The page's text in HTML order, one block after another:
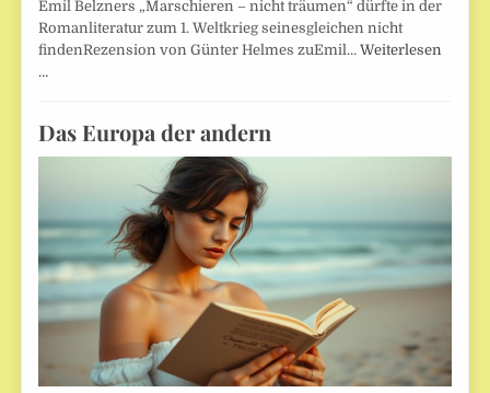
Emil Belzners „Marschieren – nicht träumen“ dürfte in der
Romanliteratur zum 1. Weltkrieg seinesgleichen nicht
findenRezension von Günter Helmes zuEmil…Weiterlesen
…
Das Europa der andern